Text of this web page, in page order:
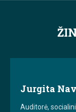
Jurgita
Auditorė,